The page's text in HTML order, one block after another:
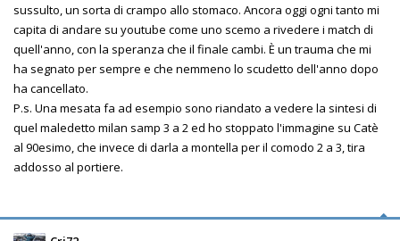
sussulto, un sorta di crampo allo stomaco. Ancora oggi ogni tanto mi
capita di andare su youtube come uno scemo a rivedere i match di
quell'anno, con la speranza che il finale cambi. È un trauma che mi
ha segnato per sempre e che nemmeno lo scudetto dell'anno dopo
ha cancellato.
P.s. Una mesata fa ad esempio sono riandato a vedere la sintesi di
quel maledetto milan samp 3 a 2 ed ho stoppato l'immagine su Catè
al 90esimo, che invece di darla a montella per il comodo 2 a 3, tira
addosso al portiere.